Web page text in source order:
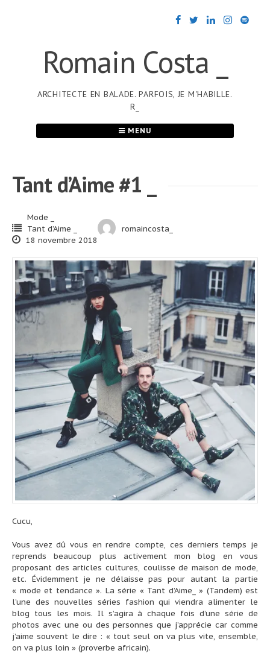
Romain Costa _
ARCHITECTE EN BALADE. PARFOIS, JE M'HABILLE.
R_
MENU
Tant d’Aime #1 _
Mode _
Tant d’Aime _
romaincosta_
18 novembre 2018
Cucu,
Vous avez dû vous en rendre compte, ces derniers temps je
reprends beaucoup plus activement mon blog en vous
proposant des articles cultures, coulisse de maison de mode,
etc. Évidemment je ne délaisse pas pour autant la partie
« mode et tendance ». La série « Tant d’Aime_ » (Tandem) est
l’une des nouvelles séries fashion qui viendra alimenter le
blog tous les mois. Il s’agira à chaque fois d’une série de
photos avec une ou des personnes que j’apprécie car comme
j’aime souvent le dire : « tout seul on va plus vite, ensemble,
on va plus loin » (proverbe africain).